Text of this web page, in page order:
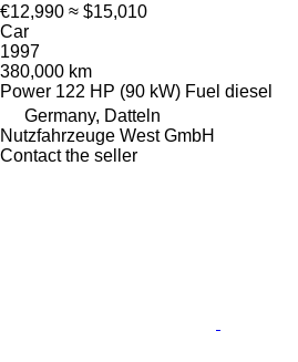
€12,990 ≈ $15,010
Car
1997
380,000 km
Power 122 HP (90 kW) Fuel diesel
Germany, Datteln
Nutzfahrzeuge West GmbH
Contact the seller